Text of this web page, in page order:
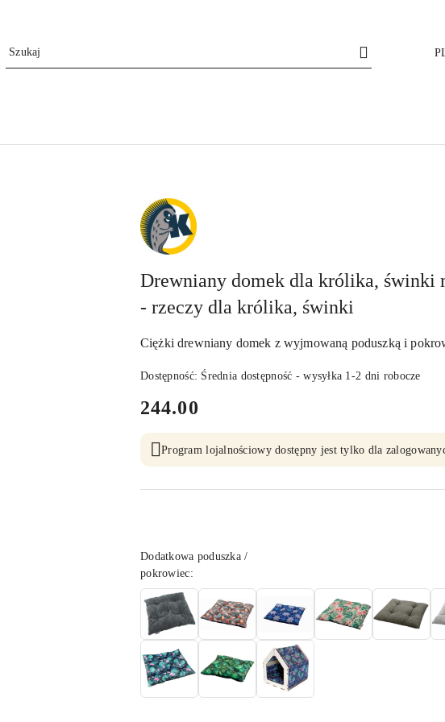
NAZWA
PRODUCENTA:
KRAINA
TUPTUSIA
Drewniany domek dla królika, świnki
- rzeczy dla królika, świnki
Ciężki drewniany domek z wyjmowaną poduszką i
Dostępność: Średnia dostępność - wysyłka 1-2 dni robocze
cena:
244.00
Program lojalnościowy dostępny jest tylko dla
Wariant
Dodatkowa poduszka /
pokrowiec: